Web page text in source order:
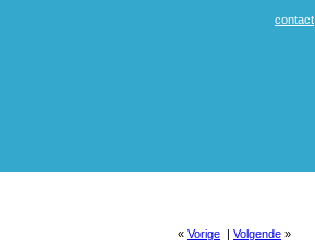
contact
« Vorige | Volgende »